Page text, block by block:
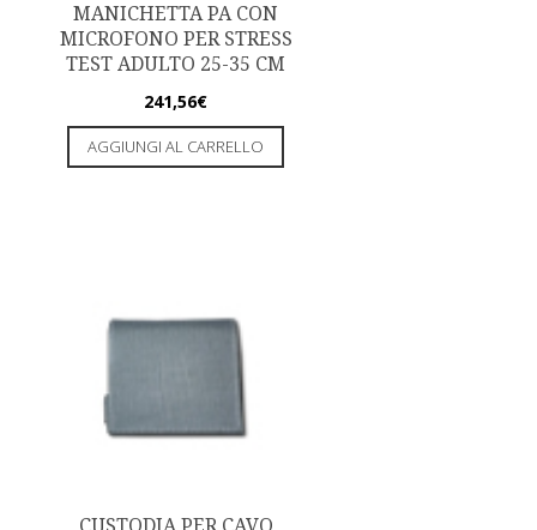
MANICHETTA PA CON
MICROFONO PER STRESS
TEST ADULTO 25-35 CM
241,56€
AGGIUNGI AL CARRELLO
CUSTODIA PER CAVO